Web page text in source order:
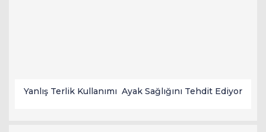
Yanlış Terlik Kullanımı Ayak Sağlığını Tehdit Ediyor